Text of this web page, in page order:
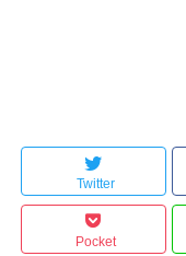
Twitter
Pocket